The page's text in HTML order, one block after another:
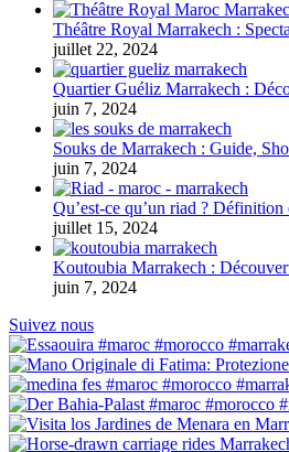
Théâtre Royal Marrakech :
juillet 22, 2024
Quartier Guéliz Marrakech :
juin 7, 2024
Souks de Marrakech : Guide,
juin 7, 2024
Qu’est-ce qu’un riad ?
juillet 15, 2024
Koutoubia Marrakech :
juin 7, 2024
Suivez nous